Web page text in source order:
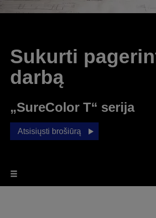
Sukurti
darbą
„SureColor T“ serija
Atsisiųsti brošiūrą